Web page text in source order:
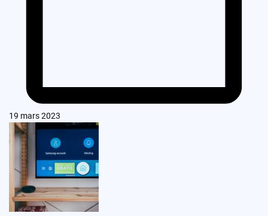
19 mars 2023